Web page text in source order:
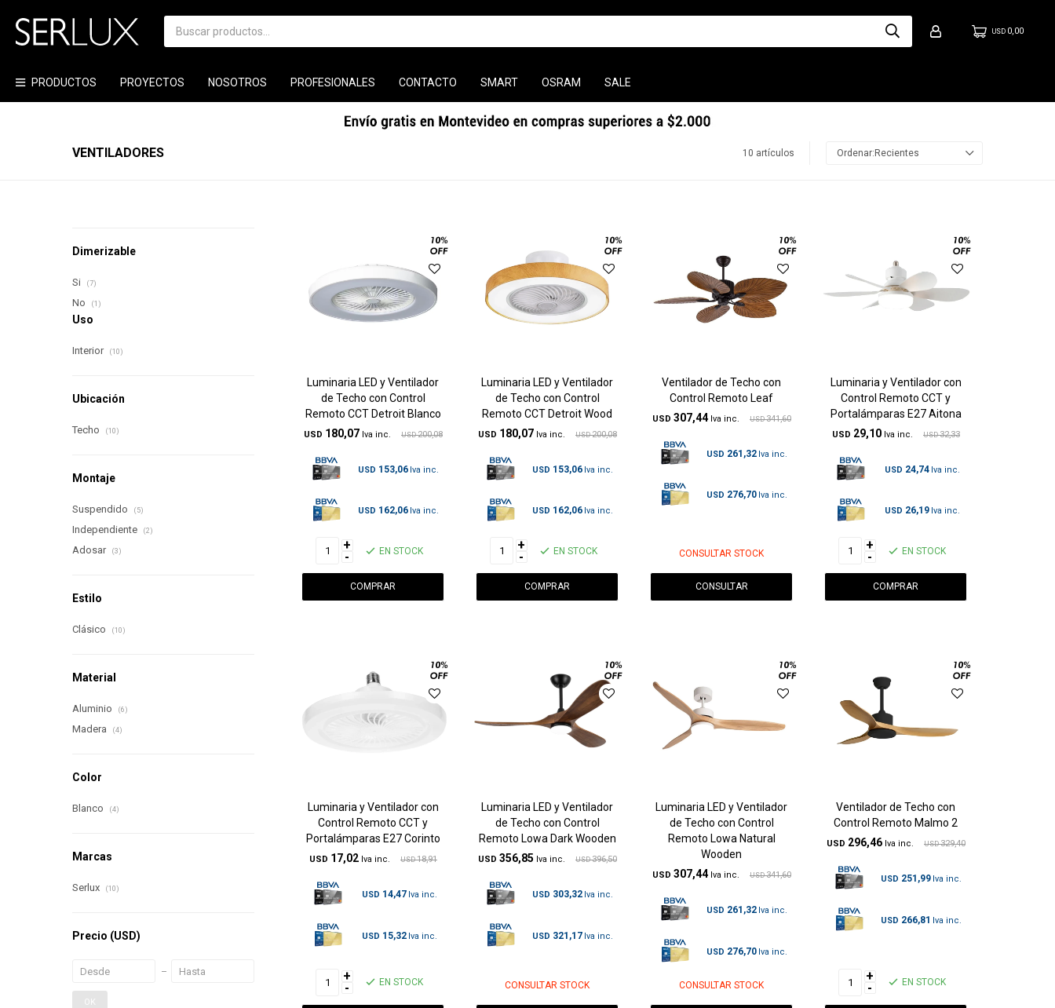
PRODUCTOS PROYECTOS NOSOTROS PROFESIONALES CONTACTO SMART OSRAM SALE
USD 0,00
VENTILADORES 10 artículos Recientes
Luminaria LED y Ventilador
de Techo con Control
Remoto CCT Detroit Blanco
USD 180,07 USD 200,08
USD 153,06
USD 162,06
+
- EN STOCK
Luminaria LED y Ventilador
de Techo con Control
Remoto CCT Detroit Wood
USD 180,07 USD 200,08
USD 153,06
USD 162,06
+
- EN STOCK
Ventilador de Techo con
Control Remoto Leaf
USD 307,44 USD 341,60
USD 261,32
USD 276,70
CONSULTAR STOCK
CONSULTAR
Luminaria y Ventilador con
Control Remoto CCT y
Portalámparas E27 Aitona
USD 29,10 USD 32,33
USD 24,74
USD 26,19
+
- EN STOCK
Luminaria y Ventilador con
Control Remoto CCT y
Portalámparas E27 Corinto
USD 17,02 USD 18,91
USD 14,47
USD 15,32
+
- EN STOCK
Luminaria LED y Ventilador
de Techo con Control
Remoto Lowa Dark Wooden
USD 356,85 USD 396,50
USD 303,32
USD 321,17
CONSULTAR STOCK
Luminaria LED y Ventilador
de Techo con Control
Remoto Lowa Natural
Wooden
USD 307,44 USD 341,60
USD 261,32
USD 276,70
CONSULTAR STOCK
Ventilador de Techo con
Control Remoto Malmo 2
USD 296,46 USD 329,40
USD 251,99
USD 266,81
+
- EN STOCK
Uso
Interior (10)
Ubicación
Techo (10)
Montaje
Suspendido (5)
Independiente (2)
Adosar (3)
Estilo
Clásico (10)
Material
Aluminio (6)
Madera (4)
Color
Blanco (4)
Marcas
Serlux (10)
Precio (USD)
OK
Dimerizable
Si (7)
No (1)